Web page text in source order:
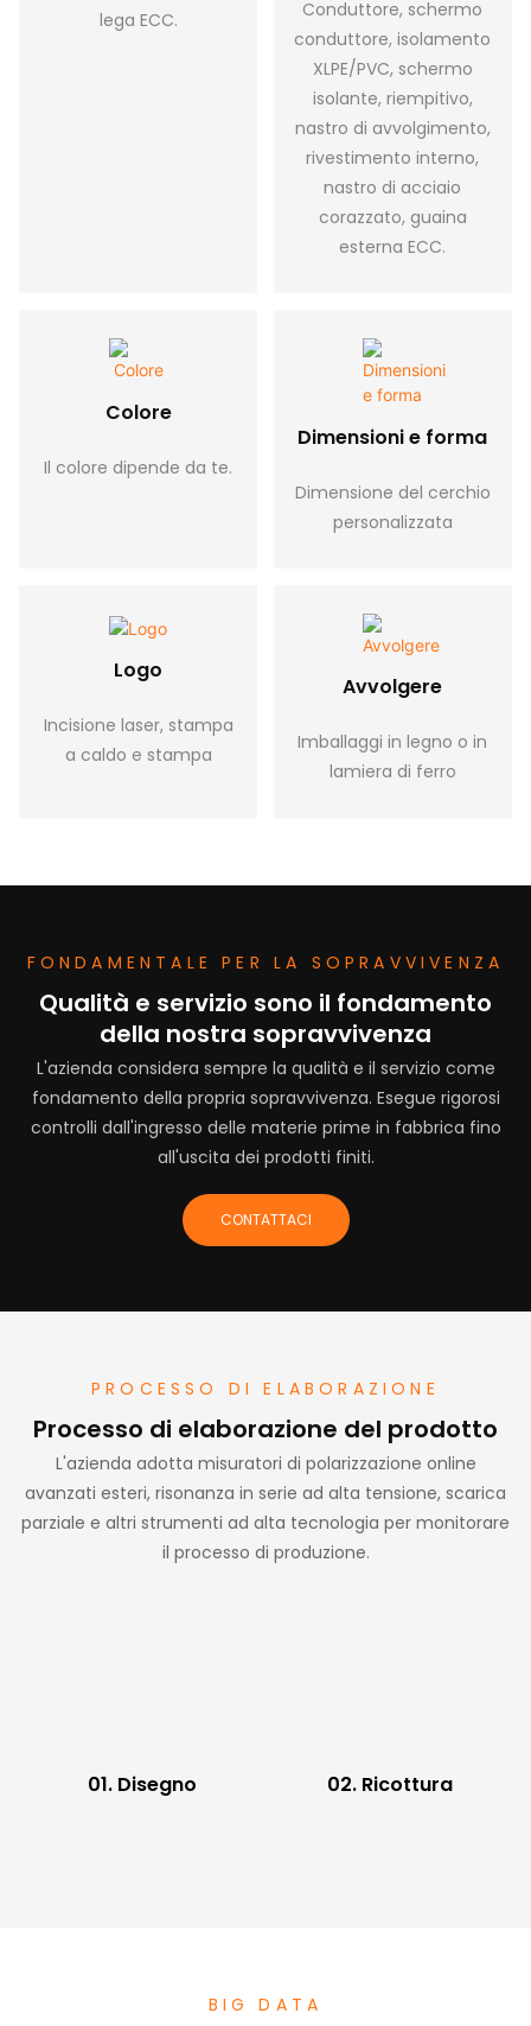
lega ECC.
Conduttore, schermo
conduttore, isolamento
XLPE/PVC, schermo
isolante, riempitivo,
nastro di avvolgimento,
rivestimento interno,
nastro di acciaio
corazzato, guaina
esterna ECC.
Colore
Il colore dipende da te.
Dimensioni e forma
Dimensione del cerchio
personalizzata
Logo
Incisione laser, stampa
a caldo e stampa
Avvolgere
Imballaggi in legno o in
lamiera di ferro
FONDAMENTALE PER LA SOPRAVVIVENZA
Qualità e servizio sono il fondamento
della nostra sopravvivenza
L'azienda considera sempre la qualità e il servizio come
fondamento della propria sopravvivenza. Esegue rigorosi
controlli dall'ingresso delle materie prime in fabbrica fino
all'uscita dei prodotti finiti.
CONTATTACI
PROCESSO DI ELABORAZIONE
Processo di elaborazione del prodotto
L'azienda adotta misuratori di polarizzazione online
avanzati esteri, risonanza in serie ad alta tensione, scarica
parziale e altri strumenti ad alta tecnologia per monitorare
il processo di produzione.
01. Disegno 02. Ricottura
BIG DATA